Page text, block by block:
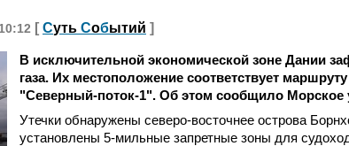
[ Суть Событий ]
В исключительной экономической зоне Дании
газа. Их местоположение соответствует
"Северный-поток-1". Об этом сообщило Морское
Утечки обнаружены северо-восточнее острова
установлены 5-мильные запретные зоны для